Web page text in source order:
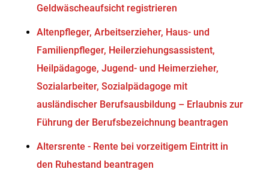
Geldwäscheaufsicht registrieren
Altenpfleger, Arbeitserzieher, Haus- und
Familienpfleger, Heilerziehungsassistent,
Heilpädagoge, Jugend- und Heimerzieher,
Sozialarbeiter, Sozialpädagoge mit
ausländischer Berufsausbildung – Erlaubnis zur
Führung der Berufsbezeichnung beantragen
Altersrente - Rente bei vorzeitigem Eintritt in
den Ruhestand beantragen